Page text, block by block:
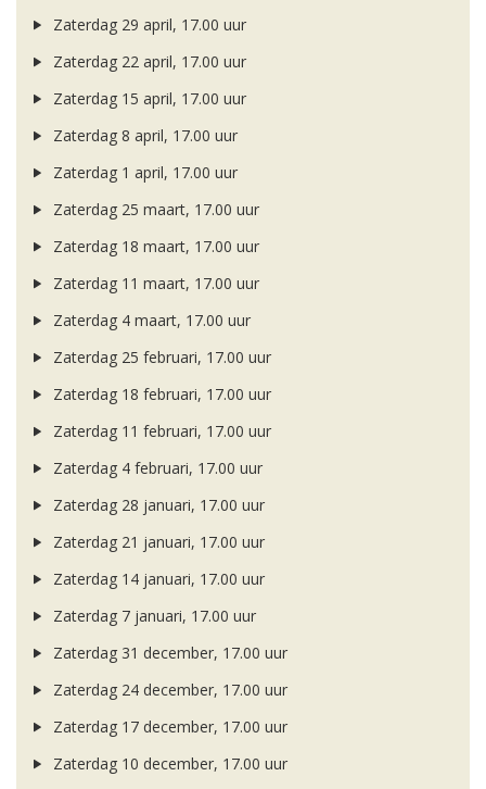
Zaterdag 29 april, 17.00 uur
Zaterdag 22 april, 17.00 uur
Zaterdag 15 april, 17.00 uur
Zaterdag 8 april, 17.00 uur
Zaterdag 1 april, 17.00 uur
Zaterdag 25 maart, 17.00 uur
Zaterdag 18 maart, 17.00 uur
Zaterdag 11 maart, 17.00 uur
Zaterdag 4 maart, 17.00 uur
Zaterdag 25 februari, 17.00 uur
Zaterdag 18 februari, 17.00 uur
Zaterdag 11 februari, 17.00 uur
Zaterdag 4 februari, 17.00 uur
Zaterdag 28 januari, 17.00 uur
Zaterdag 21 januari, 17.00 uur
Zaterdag 14 januari, 17.00 uur
Zaterdag 7 januari, 17.00 uur
Zaterdag 31 december, 17.00 uur
Zaterdag 24 december, 17.00 uur
Zaterdag 17 december, 17.00 uur
Zaterdag 10 december, 17.00 uur